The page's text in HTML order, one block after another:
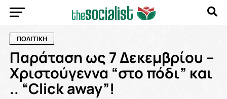
ΠΟΛΙΤΙΚΗ
Παράταση ως 7 Δεκεμβρίου –
Χριστούγεννα “στο πόδι” και
.. “Click away”!